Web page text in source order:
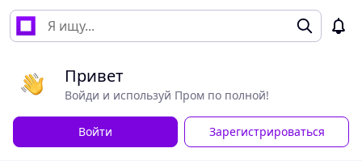
Привет
Войди и используй Пром по полной!
Войти Зарегистрироваться